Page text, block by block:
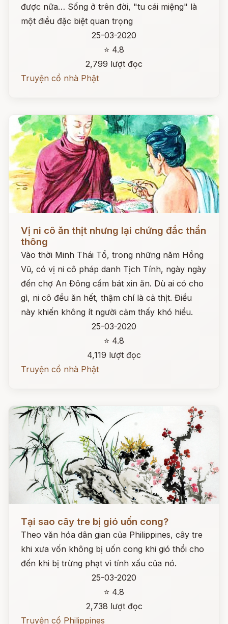
được nữa… Sống ở trên đời, "tu cái miệng" là
một điều đặc biệt quan trọng
25-03-2020
⭐ 4.8
2,799 lượt đọc
Truyện cổ nhà Phật
Vị ni cô ăn thịt nhưng lại chứng đắc thần
thông
Vào thời Minh Thái Tổ, trong những năm Hồng
Vũ, có vị ni cô pháp danh Tịch Tính, ngày ngày
đến chợ An Đông cầm bát xin ăn. Dù ai có cho
gì, ni cô đều ăn hết, thậm chí là cả thịt. Điều
này khiến không ít người cảm thấy khó hiểu.
25-03-2020
⭐ 4.8
4,119 lượt đọc
Truyện cổ nhà Phật
Tại sao cây tre bị gió uốn cong?
Theo văn hóa dân gian của Philippines, cây tre
khi xưa vốn không bị uốn cong khi gió thổi cho
đến khi bị trừng phạt vì tính xấu của nó.
25-03-2020
⭐ 4.8
2,738 lượt đọc
Truyện cổ Philippines